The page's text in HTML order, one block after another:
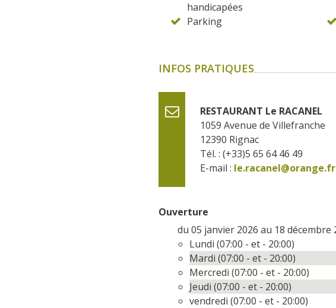
handicapées
Parking
INFOS PRATIQUES
RESTAURANT Le RACANEL
1059 Avenue de Villefranche
12390 Rignac
Tél. : (+33)5 65 64 46 49
E-mail : le.racanel@orange.fr
Ouverture
du 05 janvier 2026 au 18 décembre
Lundi (07:00 - et - 20:00)
Mardi (07:00 - et - 20:00)
Mercredi (07:00 - et - 20:00)
Jeudi (07:00 - et - 20:00)
vendredi (07:00 - et - 20:00)